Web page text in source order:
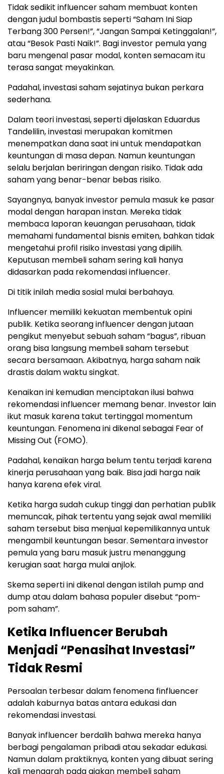
Tidak sedikit influencer saham membuat konten
dengan judul bombastis seperti “Saham Ini Siap
Terbang 300 Persen!”, “Jangan Sampai Ketinggalan!”,
atau “Besok Pasti Naik!”. Bagi investor pemula yang
baru mengenal pasar modal, konten semacam itu
terasa sangat meyakinkan.
Padahal, investasi saham sejatinya bukan perkara
sederhana.
Dalam teori investasi, seperti dijelaskan Eduardus
Tandelilin, investasi merupakan komitmen
menempatkan dana saat ini untuk mendapatkan
keuntungan di masa depan. Namun keuntungan
selalu berjalan beriringan dengan risiko. Tidak ada
saham yang benar-benar bebas risiko.
Sayangnya, banyak investor pemula masuk ke pasar
modal dengan harapan instan. Mereka tidak
membaca laporan keuangan perusahaan, tidak
memahami fundamental bisnis emiten, bahkan tidak
mengetahui profil risiko investasi yang dipilih.
Keputusan membeli saham sering kali hanya
didasarkan pada rekomendasi influencer.
Di titik inilah media sosial mulai berbahaya.
Influencer memiliki kekuatan membentuk opini
publik. Ketika seorang influencer dengan jutaan
pengikut menyebut sebuah saham “bagus”, ribuan
orang bisa langsung membeli saham tersebut
secara bersamaan. Akibatnya, harga saham naik
drastis dalam waktu singkat.
Kenaikan ini kemudian menciptakan ilusi bahwa
rekomendasi influencer memang benar. Investor lain
ikut masuk karena takut tertinggal momentum
keuntungan. Fenomena ini dikenal sebagai Fear of
Missing Out (FOMO).
Padahal, kenaikan harga belum tentu terjadi karena
kinerja perusahaan yang baik. Bisa jadi harga naik
hanya karena efek viral.
Ketika harga sudah cukup tinggi dan perhatian publik
memuncak, pihak tertentu yang sejak awal memiliki
saham tersebut bisa menjual kepemilikannya untuk
mengambil keuntungan besar. Sementara investor
pemula yang baru masuk justru menanggung
kerugian saat harga mulai anjlok.
Skema seperti ini dikenal dengan istilah pump and
dump atau dalam bahasa populer disebut “pom-
pom saham”.
Ketika Influencer Berubah
Menjadi “Penasihat Investasi”
Tidak Resmi
Persoalan terbesar dalam fenomena finfluencer
adalah kaburnya batas antara edukasi dan
rekomendasi investasi.
Banyak influencer berdalih bahwa mereka hanya
berbagi pengalaman pribadi atau sekadar edukasi.
Namun dalam praktiknya, konten yang dibuat sering
kali mengarah pada ajakan membeli saham